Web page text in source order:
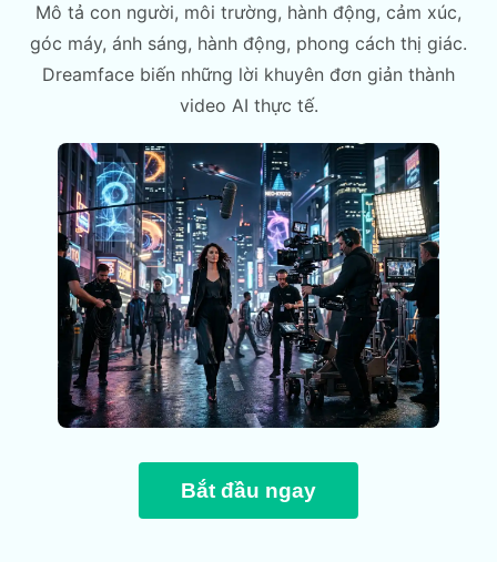
Mô tả con người, môi trường, hành động, cảm xúc,
góc máy, ánh sáng, hành động, phong cách thị giác.
Dreamface biến những lời khuyên đơn giản thành
video AI thực tế.
Bắt đầu ngay